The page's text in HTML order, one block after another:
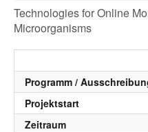
Technologies for Online
Microorganisms
Programm /
Projektstart
Zeitraum